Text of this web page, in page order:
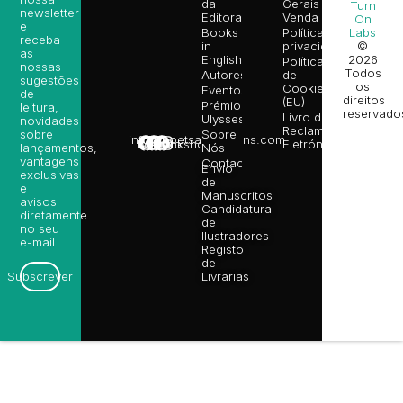
info@poetsandragons.com
Infantil
Adulto
Bookshop
da
Editora
Books
in
English
Autores
Eventos
Prémio
Ulysses
Sobre
Nós
Contactos
Envio
de
Manuscritos
Candidatura
de
Ilustradores
Registo
de
Livrarias
Gerais de
Venda
Política de
privacidade
Política
de
Cookies
(EU)
Livro de
Reclamações
Eletrónico
newsletter
e
receba
as
nossas
sugestões
de
leitura,
novidades
sobre
lançamentos,
vantagens
exclusivas
e
avisos
diretamente
no seu
e-mail.
Subscrever
Turn
On
Labs
©
2026
Todos
os
direitos